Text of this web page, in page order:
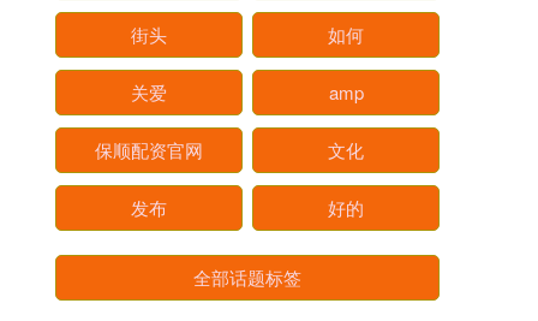
街头 如何
关爱 amp
保顺配资官网 文化
发布 好的
全部话题标签